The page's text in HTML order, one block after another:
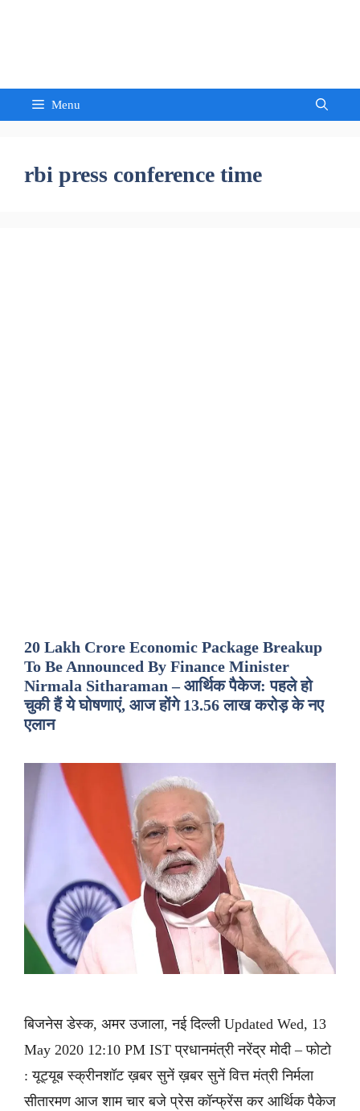
Menu
rbi press conference time
20 Lakh Crore Economic Package Breakup
To Be Announced By Finance Minister
Nirmala Sitharaman – आर्थिक पैकेज: पहले हो
चुकी हैं ये घोषणाएं, आज होंगे 13.56 लाख करोड़ के नए
एलान
बिजनेस डेस्क, अमर उजाला, नई दिल्ली Updated Wed, 13
May 2020 12:10 PM IST प्रधानमंत्री नरेंद्र मोदी – फोटो
: यूट्यूब स्क्रीनशॉट ख़बर सुनें ख़बर सुनें वित्त मंत्री निर्मला
सीतारमण आज शाम चार बजे प्रेस कॉन्फ्रेंस कर आर्थिक पैकेज